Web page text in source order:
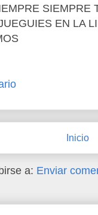
SIEMPRE
EN LA
Inicio
a: Enviar